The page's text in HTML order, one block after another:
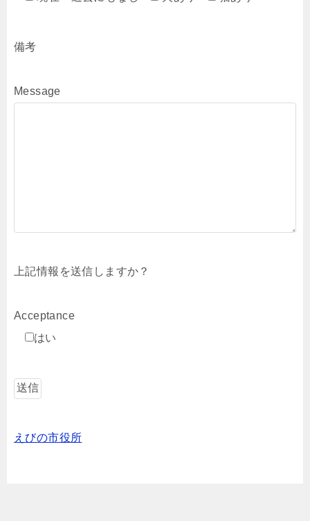
備考
Message
上記情報を送信しますか？
Acceptance
はい
えびの市役所